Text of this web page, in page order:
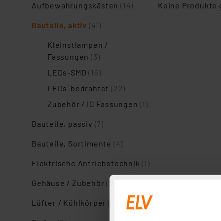
Aufbewahrungskästen(14)
Bauteile, aktiv (41)
Kleinstlampen /
Fassungen(3)
LEDs-SMD(15)
LEDs-bedrahtet(22)
Zubehör / IC Fassungen(1)
Bauteile, passiv (7)
Bauteile, Sortimente (4)
Elektrische Antriebstechnik(1)
Gehäuse / Zubehör(24)
Lüfter / Kühlkörper(2)
Keine Produkte